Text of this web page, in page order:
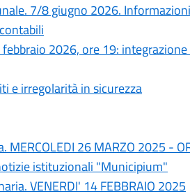
7/8 giugno 2026.
2026, ore 19:
e irregolarità in sicurezza
26 MARZO 2025 -
istituzionali "Municipium"
VENERDI' 14 FEBBRAIO 2025